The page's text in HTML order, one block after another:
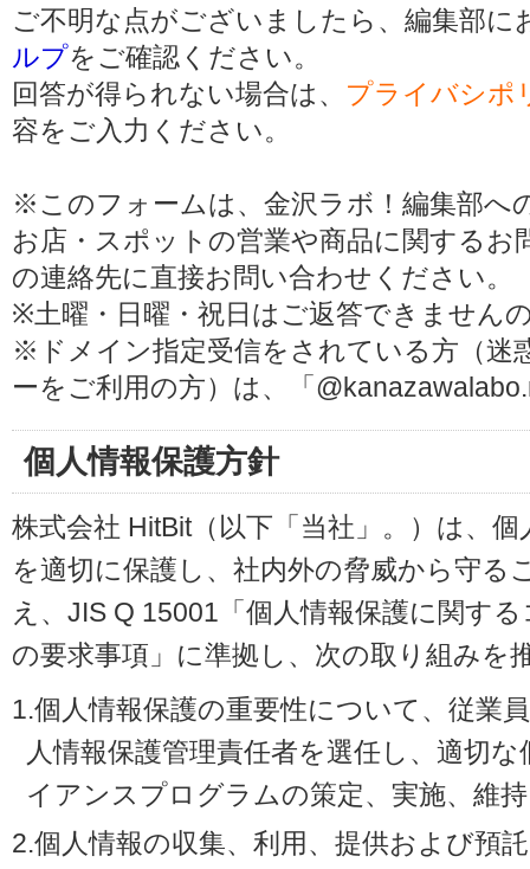
ご不明な点がございましたら、編集部
ルプをご確認ください。
回答が得られない場合は、 プライバシポ
容をご入力ください。
※このフォームは、金沢ラボ！編集部へ
お店・スポットの営業や商品に関する
の連絡先に直接お問い合わせください。
※土曜・日曜・祝日はご返答できません
※ドメイン指定受信をされている方（迷
ーをご利用の方）は、「
個人情報保護方針
株式会社 HitBit（以下「当社」。）は、
を適切に保護し、社内外の脅威から守る
え、JIS Q 15001「個人情報保護に関す
の要求事項」に準拠し、次の取り組みを
1.個人情報保護の重要性について、従業
人情報保護管理責任者を選任し、適切
イアンスプログラムの策定、実施、維
2.個人情報の収集、利用、提供および預